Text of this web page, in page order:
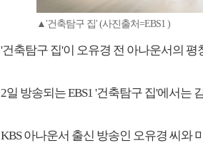
▲'건축탐구 집' (사진출처=EBS1 )
'건축탐구 집'이 오유경 전 아나운서의
2일 방송되는 EBS1 '건축탐구 집'에서는
KBS 아나운서 출신 방송인 오유경 씨와